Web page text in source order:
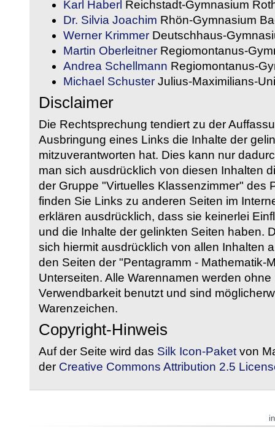
Karl Haberl Reichstadt-Gymnasium
Dr. Silvia Joachim Rhön-Gymnasium
Werner Krimmer Deutschhaus-
Martin Oberleitner Regiomontanus-
Andrea Schellmann Regiomontanus-
Michael Schuster Julius-Maximilians-
Disclaimer
Die Rechtsprechung tendiert zu der
Ausbringung eines Links die Inhalte der
mitzuverantworten hat. Dies kann nur
man sich ausdrücklich von diesen Inhalten
der Gruppe "Virtuelles Klassenzimmer" des
finden Sie Links zu anderen Seiten im
erklären ausdrücklich, dass sie keinerlei
und die Inhalte der gelinkten Seiten haben.
sich hiermit ausdrücklich von allen Inhalten
den Seiten der "Pentagramm - Mathematik-
Unterseiten. Alle Warennamen werden
Verwendbarkeit benutzt und sind
Warenzeichen.
Copyright-Hinweis
Auf der Seite wird das Silk Icon-Paket von
der Creative Commons Attribution 2.5